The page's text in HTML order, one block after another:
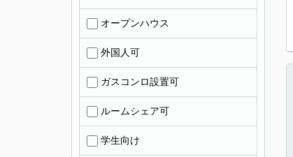
オープンハウス
外国人可
ガスコンロ設置可
ルームシェア可
学生向け